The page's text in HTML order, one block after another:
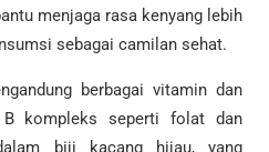
menjaga rasa kenyang lebih
sebagai camilan sehat.
berbagai vitamin dan
kompleks seperti folat dan
biji kacang hijau, yang